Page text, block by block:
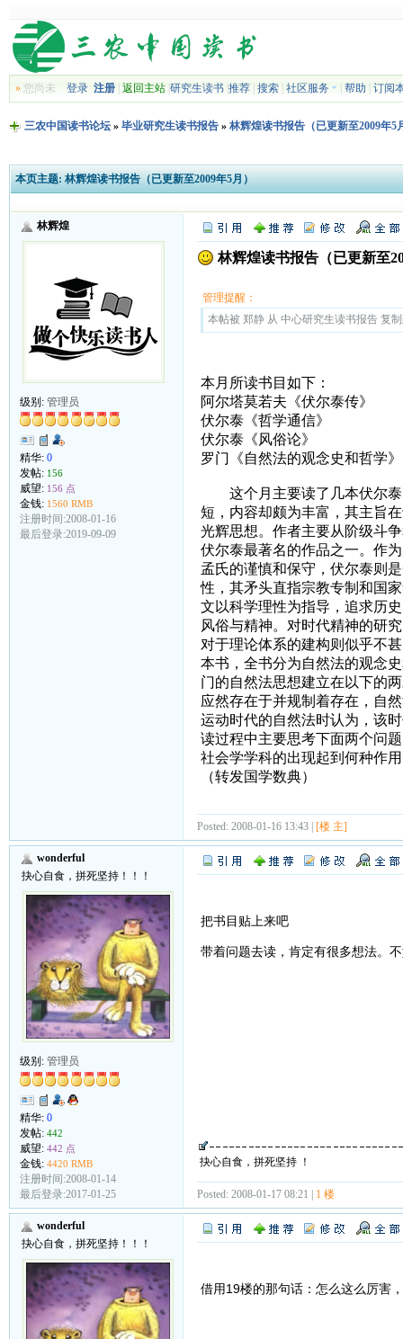
»您尚未 登录 注册| 返回主站| 研究生读书| 推荐| 搜索| 社区服务 帮助 订阅
三农中国读书论坛» 毕业研究生读书报告» 林辉煌读书报告（已更新至2009年5
本页主题: 林辉煌读书报告（已更新至2009年5月）
林辉煌
级别: 管理员
精华: 0
发帖: 156
威望: 156 点
金钱: 1560 RMB
注册时间:2008-01-16
最后登录:2019-09-09
林辉煌读书报告（已更新至
管理提醒：
本帖被 郑静 从 中心研究生读书报告 复
本月所读书目如下：
阿尔塔莫若夫《伏尔泰传》
伏尔泰《哲学通信》
伏尔泰《风俗论》
罗门《自然法的观念史和哲学》
这个月主要读了几本伏尔泰
短，内容却颇为丰富，其主旨
光辉思想。作者主要从阶级斗
伏尔泰最著名的作品之一。作
孟氏的谨慎和保守，伏尔泰则
性，其矛头直指宗教专制和国
文以科学理性为指导，追求历
风俗与精神。对时代精神的研
对于理论体系的建构则似乎不
本书，全书分为自然法的观念
门的自然法思想建立在以下的
应然存在于并规制着存在，自
运动时代的自然法时认为，该
读过程中主要思考下面两个问
社会学学科的出现起到何种作
（转发国学数典）
Posted: 2008-01-16 13:43 | [楼 主]
wonderful
抉心自食，拼死坚持！！！
级别: 管理员
精华: 0
发帖: 442
威望: 442 点
金钱: 4420 RMB
注册时间:2008-01-14
最后登录:2017-01-25
把书目贴上来吧
带着问题去读，肯定有很多想法。
抉心自食，拼死坚持 ！
Posted: 2008-01-17 08:21 | 1 楼
wonderful
抉心自食，拼死坚持！！！
借用19楼的那句话：怎么这么厉害